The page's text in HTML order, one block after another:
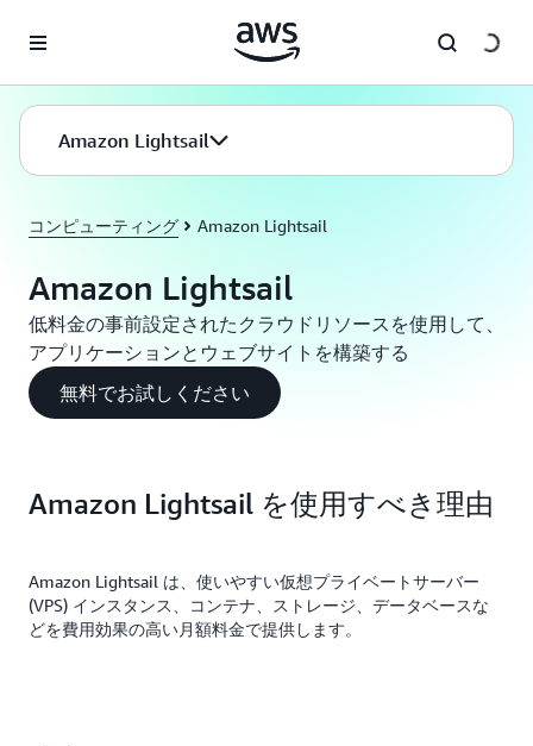
Amazon Lightsail
コンピューティング Amazon Lightsail
Amazon Lightsail
低料金の事前設定されたクラウドリソースを使用して、
アプリケーションとウェブサイトを構築する
無料でお試しください
Amazon Lightsail を使用すべき理由
Amazon Lightsail は、使いやすい仮想プライベートサーバー
(VPS) インスタンス、コンテナ、ストレージ、データベースな
どを費用効果の高い月額料金で提供します。